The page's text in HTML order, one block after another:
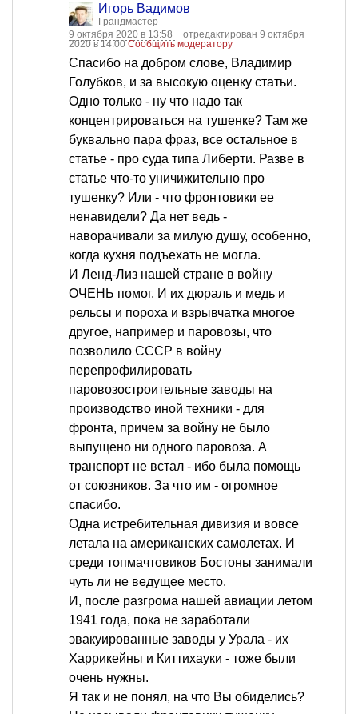
Игорь Вадимов
Грандмастер
9 октября 2020 в 13:58
отредактирован 9 октября
2020 в 14:00Сообщить модератору
Спасибо на добром слове, Владимир
Голубков, и за высокую оценку статьи.
Одно только - ну что надо так
концентрироваться на тушенке? Там же
буквально пара фраз, все остальное в
статье - про суда типа Либерти. Разве в
статье что-то уничижительно про
тушенку? Или - что фронтовики ее
ненавидели? Да нет ведь -
наворачивали за милую душу, особенно,
когда кухня подъехать не могла.
И Ленд-Лиз нашей стране в войну
ОЧЕНЬ помог. И их дюраль и медь и
рельсы и пороха и взрывчатка многое
другое, например и паровозы, что
позволило СССР в войну
перепрофилировать
паровозостроительные заводы на
производство иной техники - для
фронта, причем за войну не было
выпущено ни одного паровоза. А
транспорт не встал - ибо была помощь
от союзников. За что им - огромное
спасибо.
Одна истребительная дивизия и вовсе
летала на американских самолетах. И
среди топмачтовиков Бостоны занимали
чуть ли не ведущее место.
И, после разгрома нашей авиации летом
1941 года, пока не заработали
эвакуированные заводы у Урала - их
Харрикейны и Киттихауки - тоже были
очень нужны.
Я так и не понял, на что Вы обиделись?